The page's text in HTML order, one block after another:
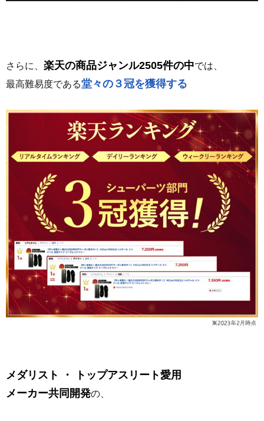
さらに、 楽天の商品ジャンル2505件の中では、
最高難易度である堂々の３冠を獲得する
メダリスト ・ トップアスリート愛用
メーカー共同開発の、